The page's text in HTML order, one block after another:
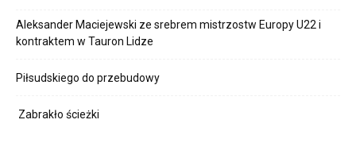
Aleksander Maciejewski ze srebrem mistrzostw Europy U22 i
kontraktem w Tauron Lidze
Piłsudskiego do przebudowy
Zabrakło ścieżki